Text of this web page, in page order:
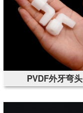
PVDF外牙弯头